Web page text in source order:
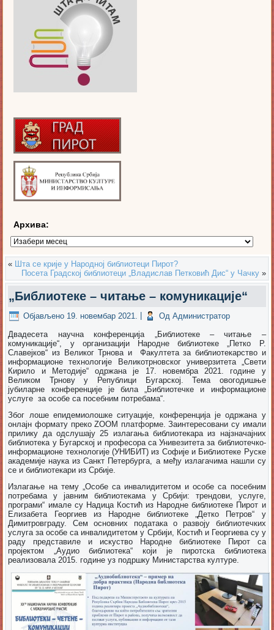
Архива:
Архива:
« Шта се крије у Народној библиотеци Пирот?
Посета Градској библиотеци „Владислав Петковић Дис“ у Чачку»
„Библиотеке – читање – комуникације“
Објављено 19. новембар 2021. Од Администратор
Двадесета научна конференција „Библиотеке – читање –
комуникације“, у организацији Народне библиотеке „Петко Р.
Славејков“ из Великог Трнова и Факултета за библиотекарство и
информационе технологије Великотрновског универзитета „Свети
Кирило и Методије“ одржана је 17. новембра 2021. године у
Великом Трнову у Републици Бугарској. Тема овогодишње
јубиларне конференције је била „Библиотечке и информационе
услуге за особе са посебним потребама“.
Због лоше епидемиолошке ситуације, конференција је одржана у
онлајн формату преко ZOOM платформе. Заинтересовани су имали
прилику да одслушају 25 излагања библиотекара из најзначајних
библиотека у Бугарској и професора са Унивезитета за библиотечко-
информационе технологије (УНИБИТ) из Софије и Библиотеке Руске
академије наука из Санкт Петербурга, а међу излагачима нашли су
се и библиотекари из Србије.
Излагање на тему „Особе са инвалидитетом и особе са посебним
потребама у јавним библиотекама у Србији: трендови, услуге,
програми“ имале су Надица Костић из Народне библиотеке Пирот и
Елизабета Георгиев из Народне библиотеке „Детко Петров“ у
Димитровграду. Сем основних података о развоју библиотечких
услуга за особе са инвалидитетом у Србији, Костић и Георгиева су у
раду представиле и искуство Народне библиотеке Пирот са
пројектом „Аудио библиотека“ који је пиротска библиотека
реализовала 2015. године уз подршку Министарства културе.